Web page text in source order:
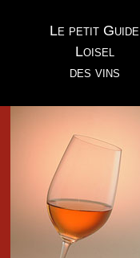
Le petit Guide
Loisel
des vins